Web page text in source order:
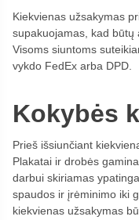
Kiekvienas užsakymas
supakuojamas, kad būtų
Visoms siuntoms
vykdo FedEx arba DPD.
Kokybės
Prieš išsiunčiant
Plakatai ir drobės
darbui skiriamas
spaudos ir įrėminimo iki
kiekvienas užsakymas